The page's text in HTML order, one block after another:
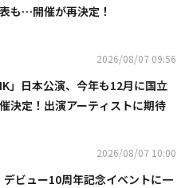
も…開催が再決定！
2026/08/07 09:56
」日本公演、今年も12月に国立
決定！出演アーティストに期待
2026/08/07 10:00
デビュー10周年記念イベントに一